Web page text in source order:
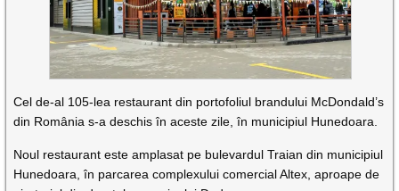
Cel de-al 105-lea restaurant din portofoliul brandului McDondald’s
din România s-a deschis în aceste zile, în municipiul Hunedoara.
Noul restaurant este amplasat pe bulevardul Traian din municipiul
Hunedoara, în parcarea complexului comercial Altex, aproape de